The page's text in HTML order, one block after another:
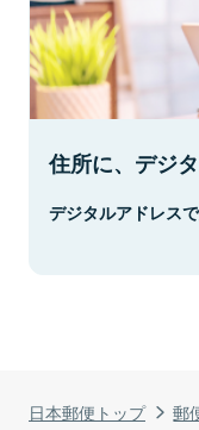
日本郵便トップ 郵
住所に、デジ
デジタルアドレス